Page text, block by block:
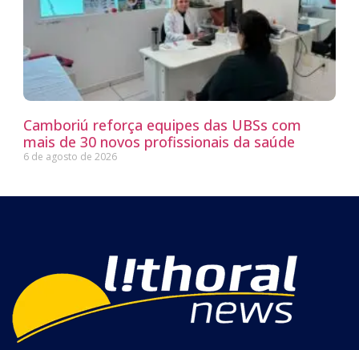
Camboriú reforça equipes das UBSs com
mais de 30 novos profissionais da saúde
6 de agosto de 2026